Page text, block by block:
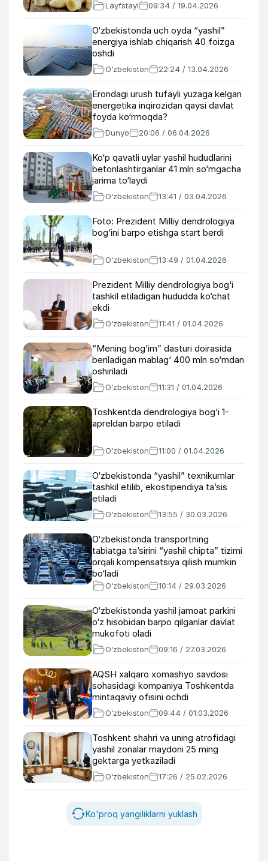
Layfstayl 09:34 / 19.04.2026
O‘zbekistonda uch oyda “yashil”
energiya ishlab chiqarish 40 foizga
oshdi
O‘zbekiston 22:24 / 13.04.2026
Erondagi urush tufayli yuzaga kelgan
energetika inqirozidan qaysi davlat
foyda ko‘rmoqda?
Dunyo 20:06 / 06.04.2026
Ko‘p qavatli uylar yashil hududlarini
betonlashtirganlar 41 mln so‘mgacha
jarima to‘laydi
O‘zbekiston 13:41 / 03.04.2026
Foto: Prezident Milliy dendrologiya
bog‘ini barpo etishga start berdi
O‘zbekiston 13:49 / 01.04.2026
Prezident Milliy dendrologiya bog‘i
tashkil etiladigan hududda ko‘chat
ekdi
O‘zbekiston 11:41 / 01.04.2026
“Mening bog‘im” dasturi doirasida
beriladigan mablag‘ 400 mln so‘mdan
oshiriladi
O‘zbekiston 11:31 / 01.04.2026
Toshkentda dendrologiya bog‘i 1-
apreldan barpo etiladi
O‘zbekiston 11:00 / 01.04.2026
O‘zbekistonda “yashil” texnikumlar
tashkil etilib, ekostipendiya ta’sis
etiladi
O‘zbekiston 13:55 / 30.03.2026
O‘zbekistonda transportning
tabiatga ta’sirini “yashil chipta” tizimi
orqali kompensatsiya qilish mumkin
bo‘ladi
O‘zbekiston 10:14 / 29.03.2026
O‘zbekistonda yashil jamoat parkini
o‘z hisobidan barpo qilganlar davlat
mukofoti oladi
O‘zbekiston 09:16 / 27.03.2026
AQSH xalqaro xomashyo savdosi
sohasidagi kompaniya Toshkentda
mintaqaviy ofisini ochdi
O‘zbekiston 09:44 / 01.03.2026
Toshkent shahri va uning atrofidagi
yashil zonalar maydoni 25 ming
gektarga yetkaziladi
O‘zbekiston 17:26 / 25.02.2026
Ko'proq yangiliklarni yuklash